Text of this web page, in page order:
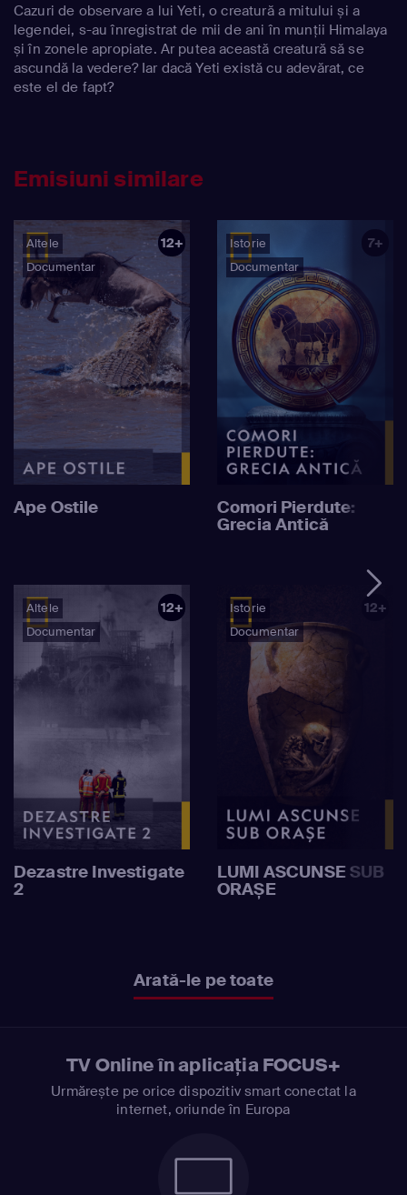
Cazuri de observare a lui Yeti, o creatură a mitului și a
legendei, s-au înregistrat de mii de ani în munții Himalaya
și în zonele apropiate. Ar putea această creatură să se
ascundă la vedere? Iar dacă Yeti există cu adevărat, ce
este el de fapt?
Emisiuni similare
Altele
Documentar
12+
Ape Ostile
Istorie
Documentar
7+
Comori Pierdute:
Grecia Antică
Altele
Documentar
12+
Dezastre Investigate
2
Istorie
Documentar
12+
LUMI ASCUNSE SUB
ORAȘE
Arată-le pe toate
TV Online în aplicația FOCUS+
Urmărește pe orice dispozitiv smart conectat la
internet, oriunde în Europa